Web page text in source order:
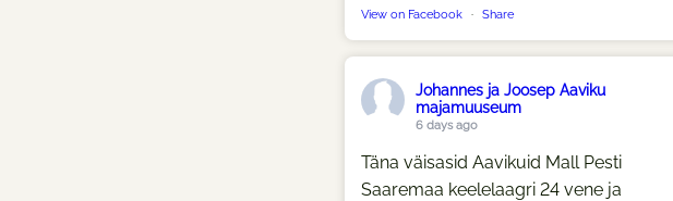
View on Facebook · Share
Johannes ja Joosep Aaviku
majamuuseum
6 days ago
Täna väisasid Aavikuid Mall Pesti
Saaremaa keelelaagri 24 vene ja